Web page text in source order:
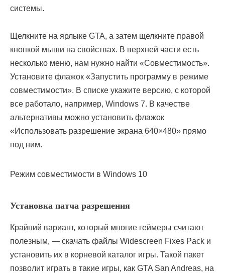
системы.
Щелкните на ярлыке GTA, а затем щелкните правой
кнопкой мыши на свойствах. В верхней части есть
несколько меню, нам нужно найти «Совместимость».
Установите флажок «Запустить программу в режиме
совместимости». В списке укажите версию, с которой
все работало, например, Windows 7. В качестве
альтернативы можно установить флажок
«Использовать разрешение экрана 640×480» прямо
под ним.
Режим совместимости в Windows 10
Установка патча разрешения
Крайний вариант, который многие геймеры считают
полезным, — скачать файлы Widescreen Fixes Pack и
установить их в корневой каталог игры. Такой пакет
позволит играть в такие игры, как GTA San Andreas, на